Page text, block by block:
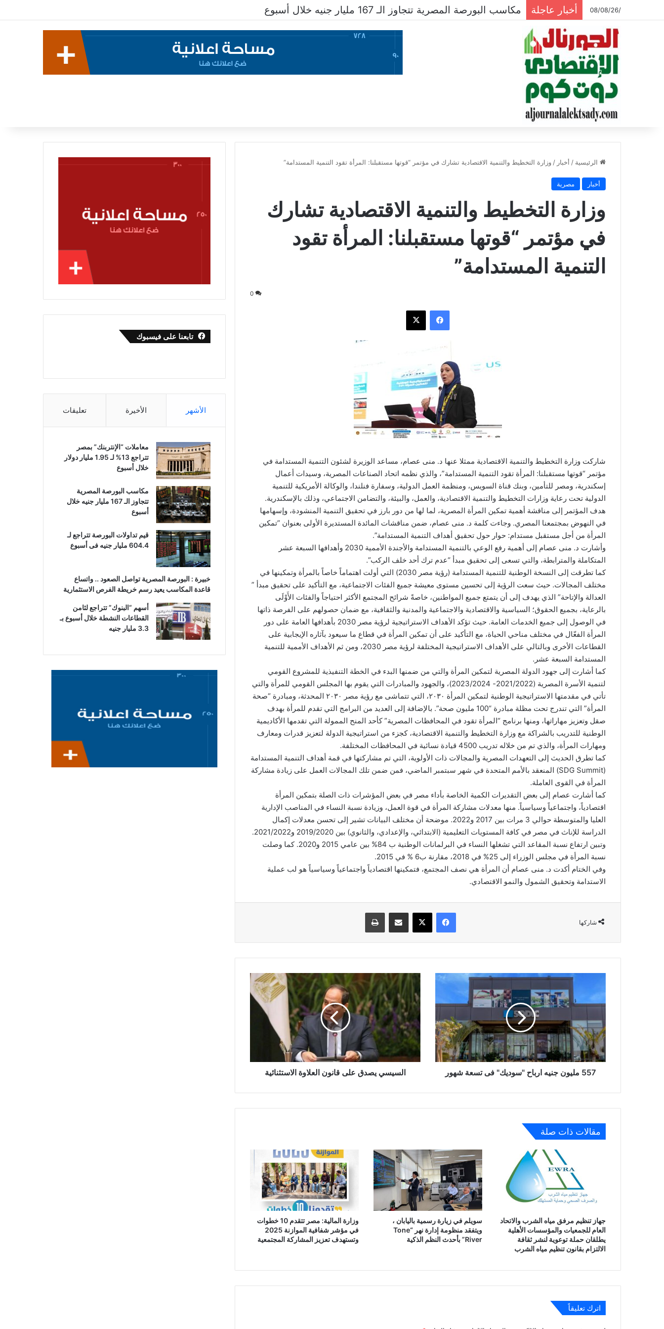
/08/08/26 أخبار عاجلة مكاسب البورصة المصرية تتجاوز الـ 167 مليار جنيه خلال أسبوع
الرئيسية / أخبار / وزارة التخطيط والتنمية الاقتصادية تشارك في مؤتمر “قوتها مستقبلنا: المرأة تقود التنمية المستدامة”
أخبار مصرية
وزارة التخطيط والتنمية الاقتصادية تشارك
في مؤتمر “قوتها مستقبلنا: المرأة تقود
التنمية المستدامة”
0
فيسبوك ‫X
شاركت وزارة التخطيط والتنمية الاقتصادية ممثلا عنها د. منى عصام، مساعد الوزيرة لشئون التنمية المستدامة في
مؤتمر “قوتها مستقبلنا: المرأة تقود التنمية المستدامة”، والذي نظمه اتحاد الصناعات المصرية، وسيدات أعمال
إسكندرية، ومصر للتأمين، وبنك قناة السويس، ومنظمة العمل الدولية، وسفارة فنلندا، والوكالة الأمريكية للتنمية
الدولية تحت رعاية وزارات التخطيط والتنمية الاقتصادية، والعمل، والبيئة، والتضامن الاجتماعي، وذلك بالإسكندرية.
هدف المؤتمر إلى مناقشة أهمية تمكين المرأة المصرية، لما لها من دور بارز في تحقيق التنمية المنشودة، وإسهامها
في النهوض بمجتمعنا المصري. وجاءت كلمة د. منى عصام، ضمن مناقشات المائدة المستديرة الأولى بعنوان “تمكين
المرأة من أجل مستقبل مستدام: حوار حول تحقيق أهداف التنمية المستدامة”.
وأشارت د. منى عصام إلى أهمية رفع الوعي بالتنمية المستدامة والأجندة الأممية 2030 وأهدافها السبعة عشر
المتكاملة والمترابطة، والتي تسعى إلى تحقيق مبدأ “عدم ترك أحد خلف الركب”.
كما تطرقت إلى النسخة الوطنية للتنمية المستدامة (رؤية مصر 2030) التي أولت اهتماماً خاصاً بالمرأة وتمكينها في
مختلف المجالات. حيث سعت الرؤية إلى تحسين مستوى معيشة جميع الفئات الاجتماعية، مع التأكيد على تحقيق مبدأ ”
العدالة والإتاحة” الذي يهدف إلى أن يتمتع جميع المواطنين، خاصةً شرائح المجتمع الأكثر احتياجاً والفئات الأَوْلَى
بالرعاية، بجميع الحقوق؛ السياسية والاقتصادية والاجتماعية والمدنية والثقافية، مع ضمان حصولهم على الفرصة ذاتها
في الوصول إلى جميع الخدمات العامة. حيث تؤكد الأهداف الاستراتيجية لرؤية مصر 2030 بأهدافها العامة على دور
المرأة الفعّال في مختلف مناحي الحياة، مع التأكيد على أن تمكين المرأة في قطاع ما سيعود بآثاره الإيجابية على
القطاعات الأخرى وبالتالي على الأهداف الاستراتيجية المختلفة لرؤية مصر 2030، ومن ثم الأهداف الأممية للتنمية
المستدامة السبعة عشر.
كما أشارت إلى جهود الدولة المصرية لتمكين المرأة والتي من ضمنها البدء في الخطة التنفيذية للمشروع القومي
لتنمية الأسرة المصرية (2021/2022- 2023/2024)، والجهود والمبادرات التي يقوم بها المجلس القومي للمرأة والتي
تأتي في مقدمتها الاستراتيجية الوطنية لتمكين المرأة ٢٠٣٠، التي تتماشى مع رؤية مصر ٢٠٣٠ المحدثة، ومبادرة “صحة
المرأة” التي تندرج تحت مظلة مبادرة “100 مليون صحة”. بالإضافة إلى العديد من البرامج التي تقدم للمرأة بهدف
صقل وتعزيز مهاراتها، ومنها برنامج “المرأة تقود في المحافظات المصرية” كأحد المنح الممولة التي تقدمها الأكاديمية
الوطنية للتدريب بالشراكة مع وزارة التخطيط والتنمية الاقتصادية، كجزء من استراتيجية الدولة لتعزيز قدرات ومعارف
ومهارات المرأة، والذي تم من خلاله تدريب 4500 قيادة نسائية في المحافظات المختلفة.
كما تطرق الحديث إلى التعهدات المصرية والمجالات ذات الأولوية، التي تم مشاركتها في قمة أهداف التنمية المستدامة
(SDG Summit) المنعقد بالأمم المتحدة في شهر سبتمبر الماضي، فمن ضمن تلك المجالات العمل على زيادة مشاركة
المرأة في القوى العاملة.
كما أشارت عصام إلى بعض التقديرات الكمية الخاصة بأداء مصر في بعض المؤشرات ذات الصلة بتمكين المرأة
اقتصادياً، واجتماعياً وسياسياً. منها معدلات مشاركة المرأة في قوة العمل، وزيادة نسبة النساء في المناصب الإدارية
العليا والمتوسطة حوالي 3 مرات بين 2017 و2022. موضحة أن مختلف البيانات تشير إلى تحسن معدلات إكمال
الدراسة للإناث في مصر في كافة المستويات التعليمية (الابتدائي، والإعدادي، والثانوي) بين 2019/2020 و2021/2022.
وتبين ارتفاع نسبة المقاعد التي تشغلها النساء في البرلمانات الوطنية ب 84% بين عامي 2015 و2020. كما وصلت
نسبة المرأة في مجلس الوزراء إلى 25% في 2018، مقارنة ب6 % في 2015.
وفي الختام أكدت د. منى عصام أن المرأة هي نصف المجتمع، فتمكينها اقتصادياً واجتماعياً وسياسياً هو لب عملية
الاستدامة وتحقيق الشمول والنمو الاقتصادي.
شاركها
فيسبوك ‫X مشاركة عبر البريد طباعة
ارباح
"سوديك"
فى
تسعة
شهور
557 مليون جنيه ارباح "سوديك" فى تسعة شهور
السيسي
يصدق
على
قانون
العلاوة
الاستثنائية
السيسي يصدق على قانون العلاوة الاستثنائية
مقالات ذات صلة
جهاز تنظيم مرفق مياه الشرب والاتحاد
العام للجمعيات والمؤسسات الأهلية
يطلقان حملة توعوية لنشر ثقافة
الالتزام بقانون تنظيم مياه الشرب
سويلم في زيارة رسمية باليابان ،
ويتفقد منظومة إدارة نهر “Tone
River” بأحدث النظم الذكية
وزارة المالية: مصر تتقدم 10 خطوات
في مؤشر شفافية الموازنة 2025
وتستهدف تعزيز المشاركة المجتمعية
اترك تعليقاً
تابعنا على فيسبوك
الأشهر الأخيرة تعليقات
معاملات “الإنتربنك” بمصر
تتراجع 13% لـ 1.95 مليار دولار
خلال أسبوع
مكاسب البورصة المصرية
تتجاوز الـ 167 مليار جنيه خلال
أسبوع
قيم تداولات البورصة تتراجع لـ
604.4 مليار جنيه فى أسبوع
خبيرة : البورصة المصرية تواصل الصعود .. واتساع
قاعدة المكاسب يعيد رسم خريطة الفرص الاستثمارية
أسهم “البنوك” تتراجع لثامن
القطاعات النشطة خلال أسبوع بـ
3.3 مليار جنيه